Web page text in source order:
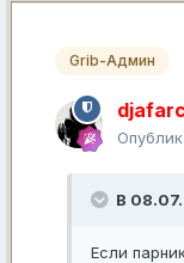
Grib-Админ
В
Если